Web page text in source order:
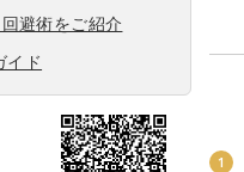
避術をご紹介
イド
1